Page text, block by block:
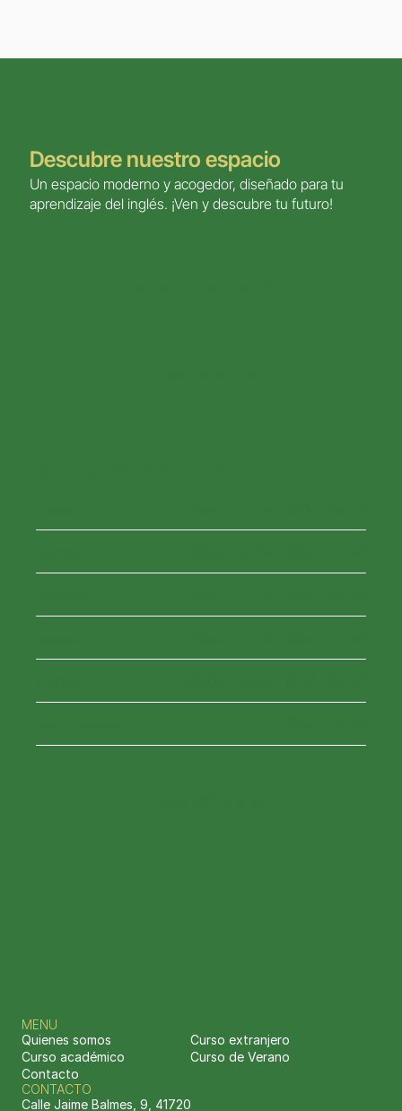
Descubre nuestro espacio
Un espacio moderno y acogedor, diseñado para tu
aprendizaje del inglés. ¡Ven y descubre tu futuro!
engagement, while you focus on
strategy.
MENU
Quienes somos
Curso extranjero
Curso académico
Curso de Verano
Contacto
CONTACTO
Calle Jaime Balmes, 9, 41720